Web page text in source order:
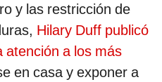
y las restricción de
Hilary Duff publicó
atención a los más
en casa y exponer a